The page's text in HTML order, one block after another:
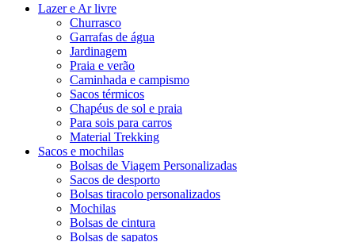
Lazer e Ar livre
Churrasco
Garrafas de água
Jardinagem
Praia e verão
Caminhada e campismo
Sacos térmicos
Chapéus de sol e praia
Para sois para carros
Material Trekking
Sacos e mochilas
Bolsas de Viagem Personalizadas
Sacos de desporto
Bolsas tiracolo personalizados
Mochilas
Bolsas de cintura
Bolsas de sapatos